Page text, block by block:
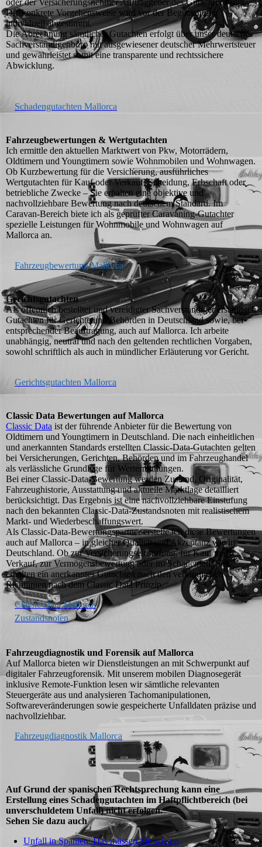
oder der Versicherungsnehmer Auftraggeber des Gutachtens sein.
Die konkrete Vorgehensweise wird vor der Begutachtung
individuell abgestimmt.
Die Abrechnung sämtlicher Gutachten erfolgt über unser deutsches
Sachverständigenbüro mit ausgewiesener deutscher Mehrwertsteuer
und gewährleistet somit eine transparente und rechtssichere
Abwicklung.
Schadengutachten Mallorca
Fahrzeugbewertungen & Wertgutachten
Ich ermittle den aktuellen Marktwert von Pkw, Motorrädern,
Oldtimern und Youngtimern sowie Wohnmobilen und Wohnwagen.
Ob Kurzbewertung für die Versicherung, ausführliches
Wertgutachten für Kauf oder Verkauf, Scheidung, Erbschaft oder
betriebliche Zwecke – Sie erhalten eine objektive und
nachvollziehbare Bewertung nach deutschem Standard. Im
Caravan-Bereich biete ich als geprüfter Caravaning-Gutachter
spezielle Leistungen für Wohnmobile und Wohnwagen auf
Mallorca an.
Fahrzeugbewertung Mallorca
Gerichtsgutachten
Als öffentlich bestellter und vereidigter Sachverständiger erstatte ich
Gutachten für Gerichte und Behörden in Deutschland sowie, bei
entsprechender Beauftragung, auch auf Mallorca. Ich arbeite
unabhängig, neutral und nach den geltenden rechtlichen Vorgaben,
sowohl schriftlich als auch in mündlicher Erläuterung vor Gericht.
Gerichtsgutachten Mallorca
Classic Data Bewertungen auf Mallorca
Classic Data ist der führende Anbieter für die Bewertung von
Oldtimern und Youngtimern in Deutschland. Die nach einheitlichen
und anerkannten Standards erstellten Classic-Data-Gutachten gelten
bei Versicherungen, Gerichten, Behörden und im Fahrzeughandel
als verlässliche Grundlage für Wertermittlungen.
Bei einer Classic-Data-Bewertung werden Zustand, Originalität,
Fahrzeughistorie, Ausstattung und aktuelle Marktlage detailliert
berücksichtigt. Das Ergebnis ist eine nachvollziehbare Einstufung
nach den bekannten Classic-Data-Zustandsnoten mit realistischem
Markt- und Wiederbeschaffungswert.
Als Classic-Data-Bewertungspartner erstelle ich diese Bewertungen
auch auf Mallorca – in gleicher Qualität und Akzeptanz wie in
Deutschland. Ob zur Versicherungseinstufung, für Kauf und
Verkauf, zur Vermögensbewertung oder im Schadenfall: Sie
erhalten ein anerkanntes Gutachten nach den verbindlichen
Richtlinien nach dem Classic Data Prinzip.
Classic Data Mallorca
Zustandsnoten
Fahrzeugdiagnostik und Forensik auf Mallorca
Auf Mallorca bieten wir Dienstleistungen an mit Schwerpunkt auf
digitaler Fahrzeugforensik. Mit unserem mobilen Diagnosegerät
inklusive Remote-Funktion lesen wir sämtliche relevanten
Steuergeräte aus und analysieren Tachomanipulationen,
Softwareveränderungen sowie gespeicherte Unfalldaten präzise und
nachvollziehbar.
Fahrzeugdiagnostik Mallorca
Auf Grund der spanischen Rechtsprechung kann eine
Erstellung eines Schadengutachten im Haftpflichtbereich (bei
unverschuldetem Unfall) nicht erfolgen.
Sehen Sie dazu auch
Unfall in Spanien: Das müssen Sie wissen